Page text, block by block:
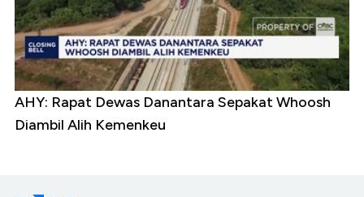
AHY: Rapat Dewas Danantara Sepakat Whoosh
Diambil Alih Kemenkeu